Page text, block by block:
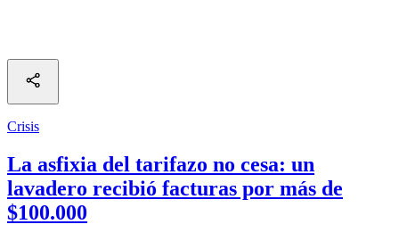
Crisis
La asfixia del tarifazo no cesa: un
lavadero recibió facturas por más de
$100.000